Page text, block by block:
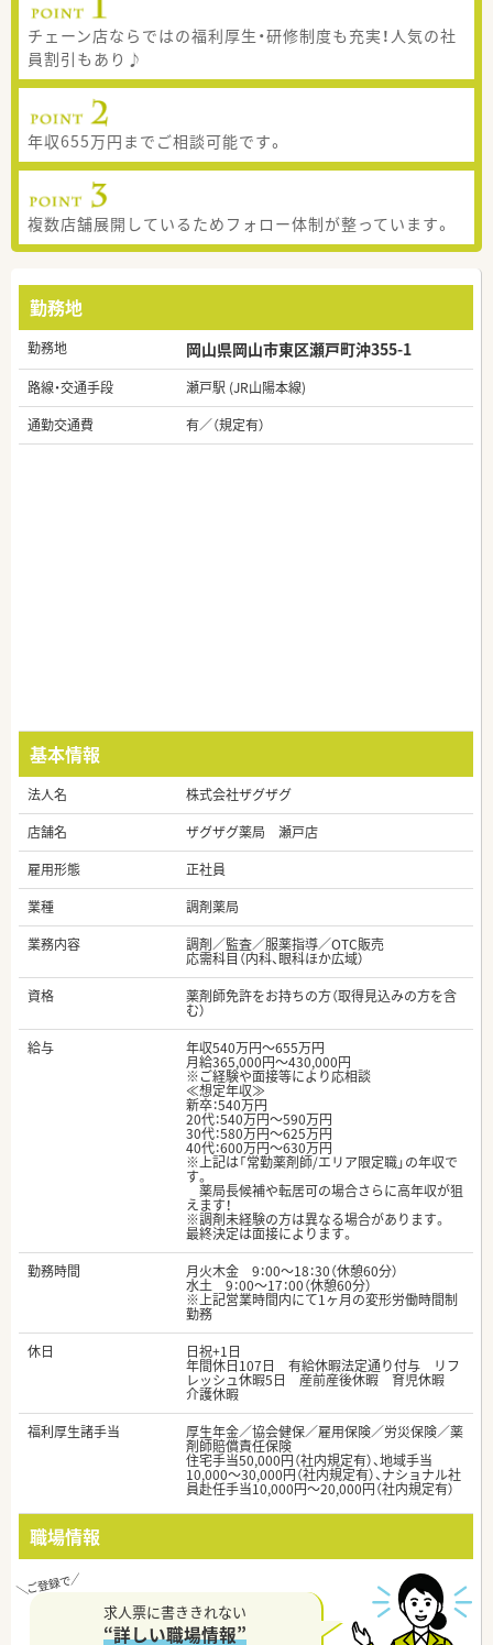
チェーン店ならではの福利厚生・研修制度も充実！人気の社
員割引もあり♪
年収655万円までご相談可能です。
複数店舗展開しているためフォロー体制が整っています。
勤務地
勤務地 岡山県岡山市東区瀬戸町沖355-1
路線・交通手段
瀬戸駅 (JR山陽本線)
通勤交通費
有／（規定有）
基本情報
法人名
株式会社ザグザグ
店舗名
ザグザグ薬局 瀬戸店
雇用形態
正社員
業種
調剤薬局
業務内容
調剤／監査／服薬指導／OTC販売
応需科目（内科、眼科ほか広域）
資格
薬剤師免許をお持ちの方（取得見込みの方を含
む）
給与
年収540万円～655万円
月給365,000円～430,000円
※ご経験や面接等により応相談
≪想定年収≫
新卒：540万円
20代：540万円～590万円
30代：580万円～625万円
40代：600万円～630万円
※上記は「常勤薬剤師/エリア限定職」の年収で
す。
薬局長候補や転居可の場合さらに高年収が狙
えます！
※調剤未経験の方は異なる場合があります。
最終決定は面接によります。
勤務時間
月火木金 9：00～18：30（休憩60分）
水土 9：00～17：00（休憩60分）
※上記営業時間内にて1ヶ月の変形労働時間制
勤務
休日
日祝+1日
年間休日107日 有給休暇法定通り付与 リフ
レッシュ休暇5日 産前産後休暇 育児休暇
介護休暇
福利厚生諸手当
厚生年金／協会健保／雇用保険／労災保険／薬
剤師賠償責任保険
住宅手当50,000円（社内規定有）、地域手当
10,000～30,000円（社内規定有）、ナショナル社
員赴任手当10,000円～20,000円（社内規定有）
職場情報
求人票に書ききれない
“詳しい職場情報”